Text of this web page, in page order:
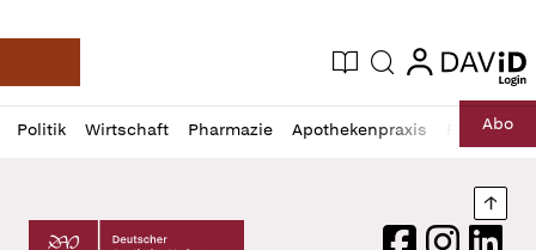
Deutsche Apotheker Zeitung
Aktuelle Ausgabe
Suche login
login
Politik Wirtschaft Pharmazie Apothekenpraxis RechtAbo
Profil
öffnen
Daz
Pur
Deutscher Apotheker Verlag Logo
FacebookInstagram